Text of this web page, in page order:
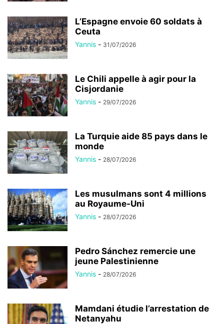
L’Espagne envoie 60 soldats à
Ceuta
Yannis - 31/07/2026
Le Chili appelle à agir pour la
Cisjordanie
Yannis - 29/07/2026
La Turquie aide 85 pays dans le
monde
Yannis - 28/07/2026
Les musulmans sont 4 millions
au Royaume-Uni
Yannis - 28/07/2026
Pedro Sánchez remercie une
jeune Palestinienne
Yannis - 28/07/2026
Mamdani étudie l’arrestation de
Netanyahu